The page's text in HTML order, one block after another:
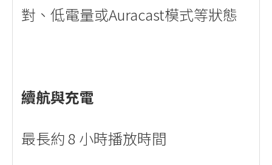
對、低電量或Auracast模式等狀態
續航與充電
最長約 8 小時播放時間